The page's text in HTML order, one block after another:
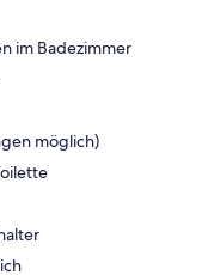
im Badezimmer
möglich)